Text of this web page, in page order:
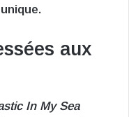
aux
In My Sea